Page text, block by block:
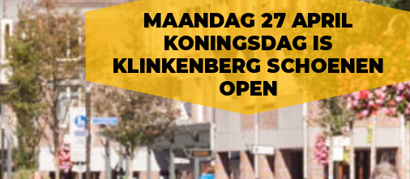
MAANDAG 27 APRIL
KONINGSDAG IS
KLINKENBERG SCHOENEN
OPEN